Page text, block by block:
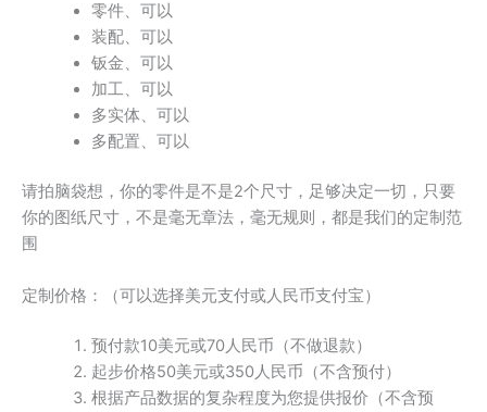
零件、可以
装配、可以
钣金、可以
加工、可以
多实体、可以
多配置、可以
请拍脑袋想，你的零件是不是2个尺寸，足够决定一切，只要
你的图纸尺寸，不是毫无章法，毫无规则，都是我们的定制范
围
定制价格：（可以选择美元支付或人民币支付宝）
预付款10美元或70人民币（不做退款）
起步价格50美元或350人民币（不含预付）
根据产品数据的复杂程度为您提供报价（不含预